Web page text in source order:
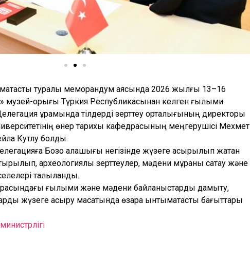
туралы меморандум аясында 2026 жылғы 13–16
музей-қорығы Түркия Республикасынан келген ғылыми
құрамында тілдерді зерттеу орталығының директоры
өнер тарихы кафедрасының меңгерушісі Мехмет
Кутлу болды.
Бозоқ қалашығы негізінде жүзеге асырылып жатқан
археологиялық зерттеулер, мәдени мұраны сақтау және
талқыланды.
арасындағы ғылыми және мәдени байланыстарды дамыту,
жүзеге асыру мақсатында өзара ынтымақтастық бағыттары